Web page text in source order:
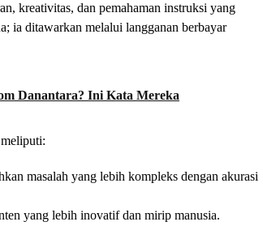
kreativitas, dan pemahaman instruksi yang
ia ditawarkan melalui langganan berbayar
Danantara? Ini Kata Mereka
masalah yang lebih kompleks dengan akurasi
yang lebih inovatif dan mirip manusia.